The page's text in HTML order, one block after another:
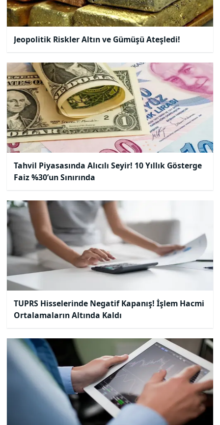
Jeopolitik Riskler Altın ve Gümüşü Ateşledi!
Tahvil Piyasasında Alıcılı Seyir! 10 Yıllık Gösterge
Faiz %30’un Sınırında
TUPRS Hisselerinde Negatif Kapanış! İşlem Hacmi
Ortalamaların Altında Kaldı